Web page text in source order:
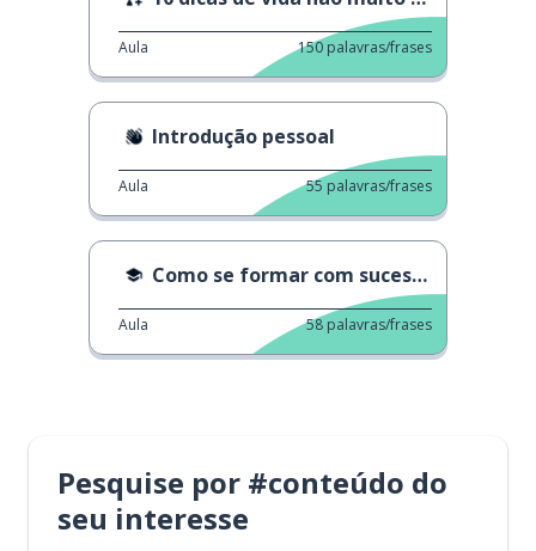
Aula 150 palavras/frases
Introdução pessoal
Aula 55 palavras/frases
Como se formar com sucesso
Aula 58 palavras/frases
Pesquise por #conteúdo do
seu interesse